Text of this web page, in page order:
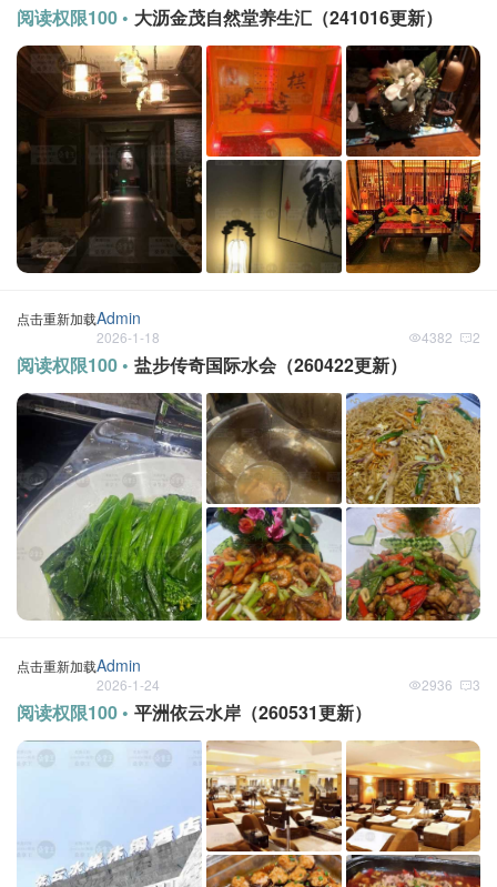
阅读权限100 • 大沥金茂自然堂养生汇（241016更新）
点击重新加载Admin
2026-1-18 2
4382
阅读权限100 • 盐步传奇国际水会（260422更新）
点击重新加载Admin
2026-1-24 3
2936
阅读权限100 • 平洲依云水岸（260531更新）